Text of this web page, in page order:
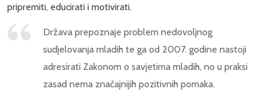
pripremiti, educirati i motivirati.
Država prepoznaje problem nedovoljnog
sudjelovanja mladih te ga od 2007. godine nastoji
adresirati Zakonom o savjetima mladih, no u praksi
zasad nema značajnijih pozitivnih pomaka.